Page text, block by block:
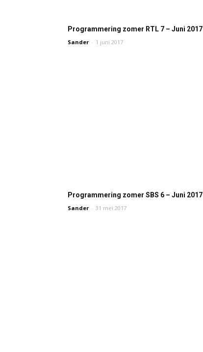
Programmering zomer RTL 7 – Juni 2017
Sander - 1 juni 2017
Programmering zomer SBS 6 – Juni 2017
Sander - 31 mei 2017